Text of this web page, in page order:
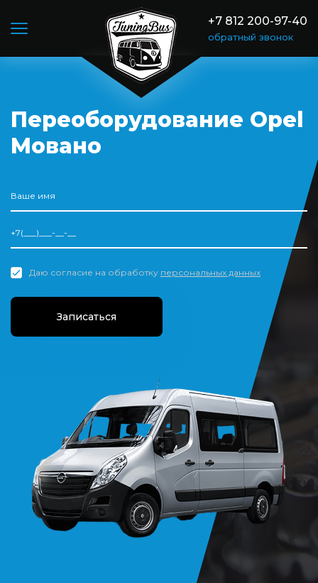
+7 812 200-97-40
обратный звонок
Переоборудование Opel
Мовано
Даю согласие на обработку персональных данных
Записаться